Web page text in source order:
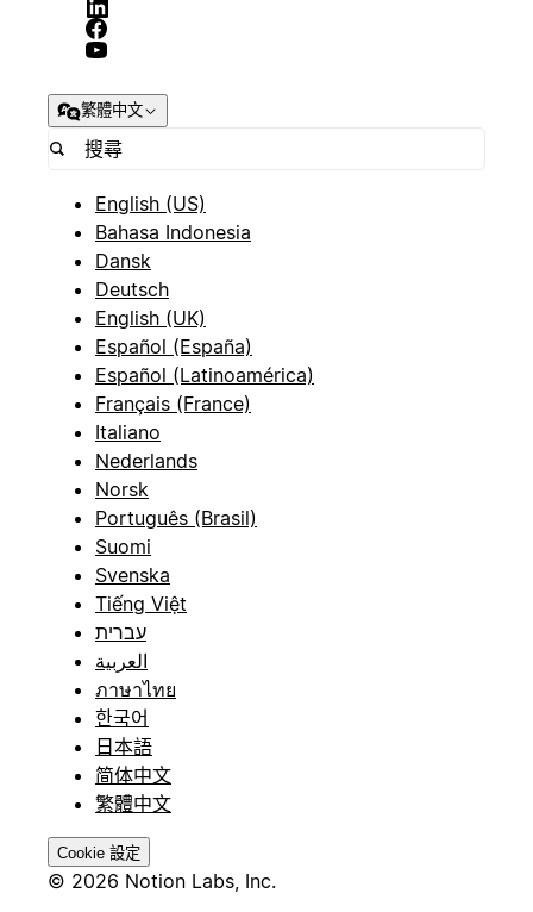
繁體中文
English (US)
Bahasa Indonesia
Dansk
Deutsch
English (UK)
Español (España)
Español (Latinoamérica)
Français (France)
Italiano
Nederlands
Norsk
Português (Brasil)
Suomi
Svenska
Tiếng Việt
עברית
العربية
ภาษาไทย
한국어
日本語
简体中文
繁體中文
Cookie 設定
© 2026 Notion Labs, Inc.